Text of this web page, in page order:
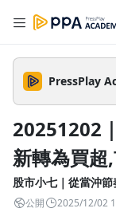
🌞 PPA
🥵 酷暑限
2% 點數
進修 限時
即日起 - 8/
無上限🔥購
$5,000 回
入好友👉
5 天前
PressPlay
20251202
新轉為買超
股市小七｜從當沖
公開 2025/12/02
--:--
追蹤
清除全部